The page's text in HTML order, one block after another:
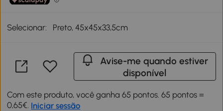
Selecionar: Preto, 45x45x33,5cm
Avise-me quando estiver
disponível
Com este produto, você ganha 65 pontos. 65 pontos =
0,65€. Iniciar sessão